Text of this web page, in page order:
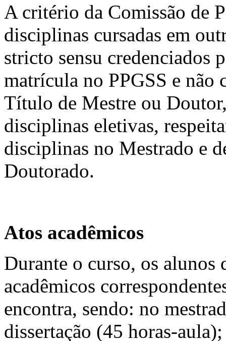
A critério da Comissão de
disciplinas cursadas em
stricto sensu credenciados
matrícula no PPGSS e não
Título de Mestre ou
disciplinas eletivas,
disciplinas no Mestrado e
Doutorado.
Atos acadêmicos
Durante o curso, os alunos
acadêmicos
encontra, sendo: no
dissertação (45 horas-